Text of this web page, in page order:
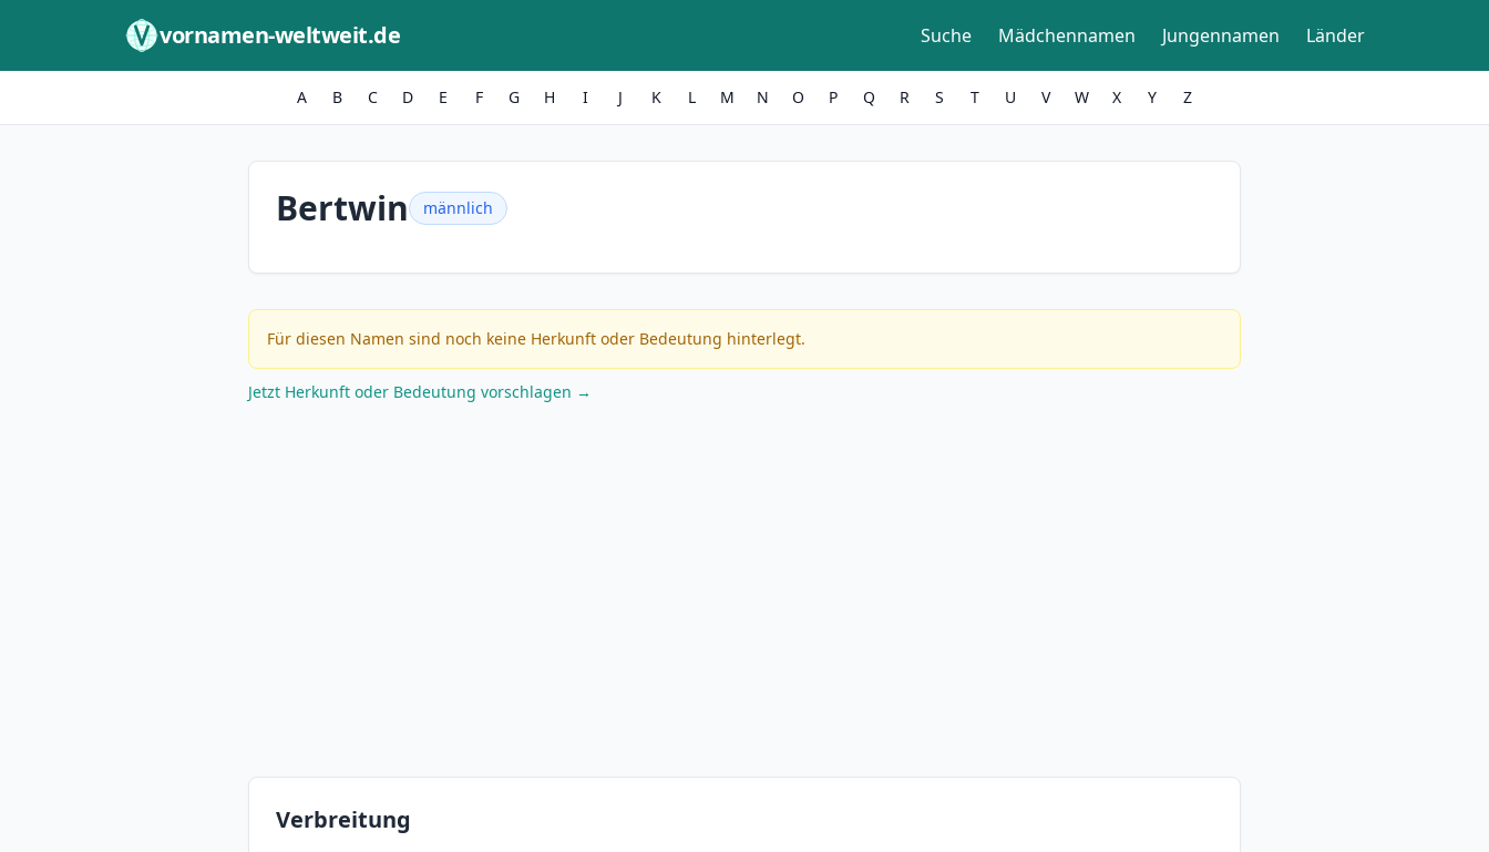
vornamen-weltweit.de Suche Mädchennamen Jungennamen Länder
A B C D E F G H I J K L M N O P Q R S T U V W X Y Z
Bertwin männlich
Für diesen Namen sind noch keine Herkunft oder Bedeutung hinterlegt.
Jetzt Herkunft oder Bedeutung vorschlagen →
Verbreitung